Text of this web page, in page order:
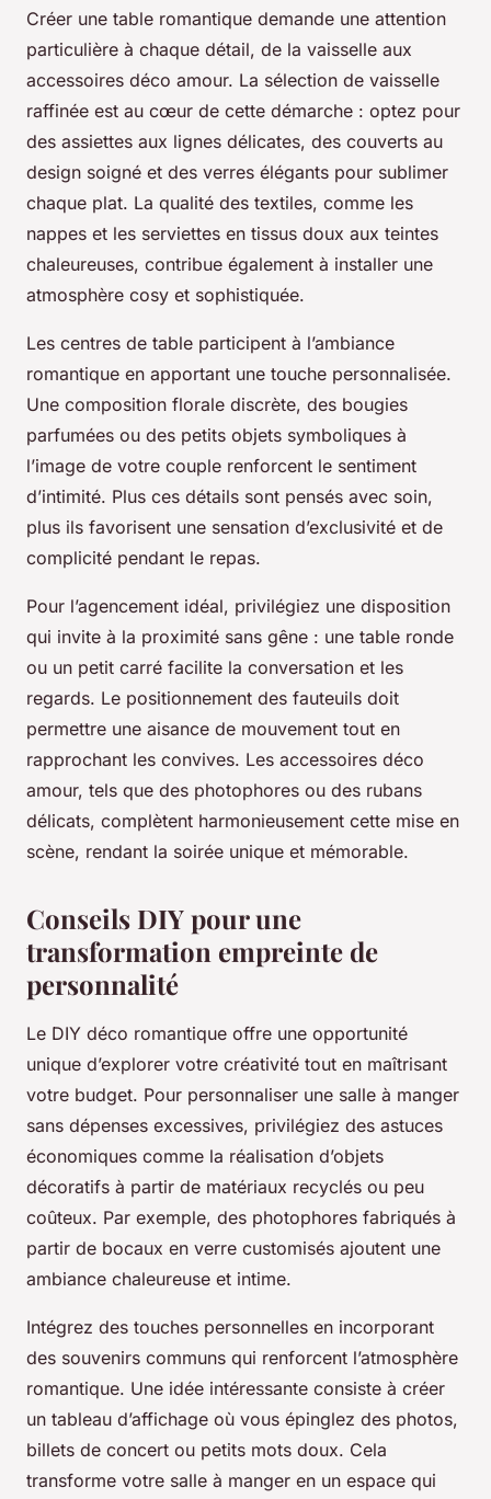
Créer une table romantique demande une attention
particulière à chaque détail, de la vaisselle aux
accessoires déco amour. La sélection de vaisselle
raffinée est au cœur de cette démarche : optez pour
des assiettes aux lignes délicates, des couverts au
design soigné et des verres élégants pour sublimer
chaque plat. La qualité des textiles, comme les
nappes et les serviettes en tissus doux aux teintes
chaleureuses, contribue également à installer une
atmosphère cosy et sophistiquée.
Les centres de table participent à l’ambiance
romantique en apportant une touche personnalisée.
Une composition florale discrète, des bougies
parfumées ou des petits objets symboliques à
l’image de votre couple renforcent le sentiment
d’intimité. Plus ces détails sont pensés avec soin,
plus ils favorisent une sensation d’exclusivité et de
complicité pendant le repas.
Pour l’agencement idéal, privilégiez une disposition
qui invite à la proximité sans gêne : une table ronde
ou un petit carré facilite la conversation et les
regards. Le positionnement des fauteuils doit
permettre une aisance de mouvement tout en
rapprochant les convives. Les accessoires déco
amour, tels que des photophores ou des rubans
délicats, complètent harmonieusement cette mise en
scène, rendant la soirée unique et mémorable.
Conseils DIY pour une
transformation empreinte de
personnalité
Le DIY déco romantique offre une opportunité
unique d’explorer votre créativité tout en maîtrisant
votre budget. Pour personnaliser une salle à manger
sans dépenses excessives, privilégiez des astuces
économiques comme la réalisation d’objets
décoratifs à partir de matériaux recyclés ou peu
coûteux. Par exemple, des photophores fabriqués à
partir de bocaux en verre customisés ajoutent une
ambiance chaleureuse et intime.
Intégrez des touches personnelles en incorporant
des souvenirs communs qui renforcent l’atmosphère
romantique. Une idée intéressante consiste à créer
un tableau d’affichage où vous épinglez des photos,
billets de concert ou petits mots doux. Cela
transforme votre salle à manger en un espace qui